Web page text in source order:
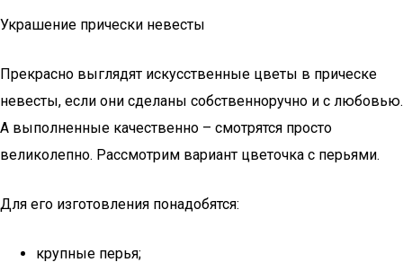
Украшение прически невесты
Прекрасно выглядят искусственные цветы в прическе
невесты, если они сделаны собственноручно и с любовью.
А выполненные качественно – смотрятся просто
великолепно. Рассмотрим вариант цветочка с перьями.
Для его изготовления понадобятся:
крупные перья;